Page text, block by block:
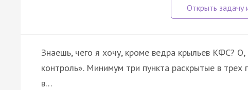
Знаешь, чего я хочу, кроме ведра крыльев КФС?
контроль». Минимум три пункта раскрытые в
в…